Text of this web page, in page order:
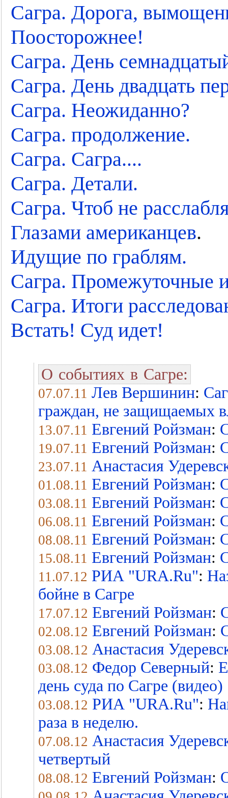
Сагра. Дорога,
Поосторожнее!
Сагра. День
Сагра. День двадцать
Сагра. Неожиданно?
Сагра. продолжение.
Сагра. Сагра....
Сагра. Детали.
Сагра. Чтоб не
Глазами американцев.
Идущие по граблям.
Сагра. Промежуточные
Сагра. Итоги
Встать! Суд идет!
О событиях в Сагре:
07.07.11 Лев Вершинин:
граждан, не защищаемых
13.07.11 Евгений Ройзман:
19.07.11 Евгений Ройзман:
23.07.11 Анастасия
01.08.11 Евгений Ройзман:
03.08.11 Евгений Ройзман:
06.08.11 Евгений Ройзман:
08.08.11 Евгений Ройзман:
15.08.11 Евгений Ройзман:
11.07.12 РИА "URA.Ru":
бойне в Сагре
17.07.12 Евгений Ройзман:
02.08.12 Евгений Ройзман:
03.08.12 Анастасия
03.08.12 Федор Северный:
день суда по Сагре (видео)
03.08.12 РИА "URA.Ru":
раза в неделю.
07.08.12 Анастасия
четвертый
08.08.12 Евгений Ройзман: